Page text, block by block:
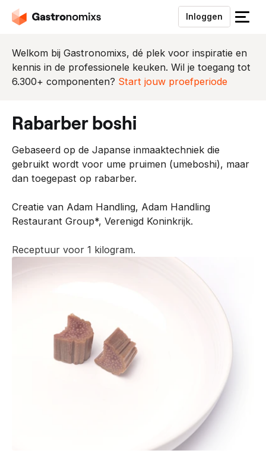
Inloggen
S
u
i
n
Welkom bij Gastronomixs, dé plek voor inspiratie en
kennis in de professionele keuken. Wil je toegang tot
6.300+ componenten? Start jouw proefperiode
rabarber boshi
Gebaseerd op de Japanse inmaaktechniek die
gebruikt wordt voor ume pruimen (umeboshi), maar
dan toegepast op rabarber.
Creatie van Adam Handling, Adam Handling
Restaurant Group*, Verenigd Koninkrijk.
Receptuur voor 1 kilogram.